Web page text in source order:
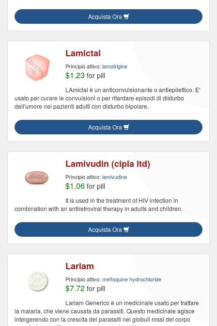
Acquista Ora
Lamictal
Principio attivo: lamotrigine
$1.23 for pill
LAmictal è un anticonvulsionante o antiepilettico. E'
usato per curare le convulsioni o per ritardare episodi di disturbo
dell'umore nei pazienti adulti con disturbo bipolare.
Acquista Ora
Lamivudin (cipla ltd)
Principio attivo: lamivudine
$1.06 for pill
It is used in the treatment of HIV infection in
combination with an antiretroviral therapy in adults and children.
Acquista Ora
Lariam
Principio attivo: mefloquine hydrochloride
$7.72 for pill
Lariam Generico è un medicinale usato per trattare
la malaria, che viene causata da parassiti. Questo medicinale agisce
intergerendo con la crescita dei parassiti nei globuli rossi del corpo